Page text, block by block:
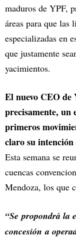
maduros de YPF,
áreas para que las
especializadas en
que justamente
yacimientos.
El nuevo CEO
precisamente, un
primeros
claro su intención
Esta semana se
cuencas
Mendoza, los que
“Se propondrá la
concesión a